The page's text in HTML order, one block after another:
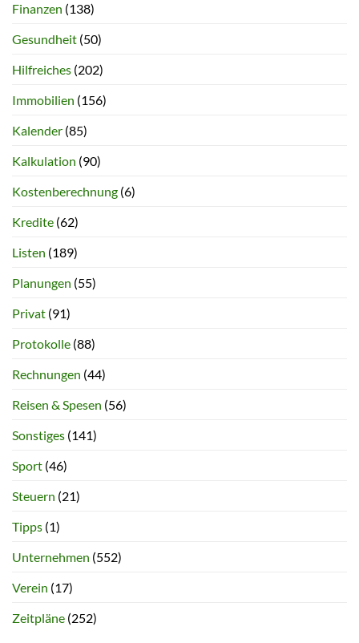
Finanzen (138)
Gesundheit (50)
Hilfreiches (202)
Immobilien (156)
Kalender (85)
Kalkulation (90)
Kostenberechnung (6)
Kredite (62)
Listen (189)
Planungen (55)
Privat (91)
Protokolle (88)
Rechnungen (44)
Reisen & Spesen (56)
Sonstiges (141)
Sport (46)
Steuern (21)
Tipps (1)
Unternehmen (552)
Verein (17)
Zeitpläne (252)